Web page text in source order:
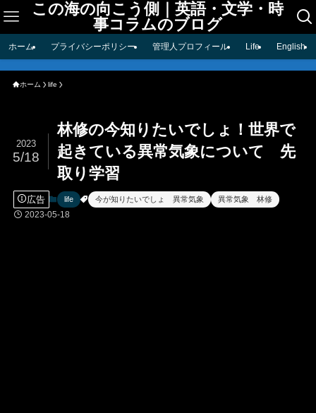
この海の向こう側｜英語・文学・時
事コラムのブログ
ホーム プライバシーポリシー 管理人プロフィール Life English
ホーム life
林修の今知りたいでしょ！世界で
起きている異常気象について 先
取り学習
2023
5/18
広告 life 今が知りたいでしょ 異常気象 異常気象 林修
2023-05-18